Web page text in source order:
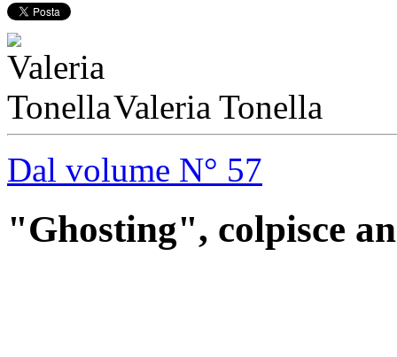
Valeria Tonella
Dal volume N° 57
"Ghosting", colpisce